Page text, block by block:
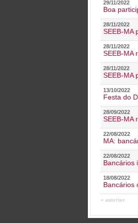
29/11/2022
Boa
28/11/2022
SEEB-MA
28/11/2022
SEEB-MA
28/11/2022
SEEB-MA
13/10/2022
Festa do
28/09/2022
SEEB-MA
22/08/2022
MA:
22/08/2022
Bancários
18/08/2022
Bancários
« anterior